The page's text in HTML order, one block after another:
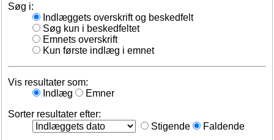
Søg i:
Indlæggets overskrift og beskedfelt
Søg kun i beskedfeltet
Emnets overskrift
Kun første indlæg i emnet
Vis resultater som:
Indlæg
Emner
Sorter resultater efter:
Stigende
Faldende